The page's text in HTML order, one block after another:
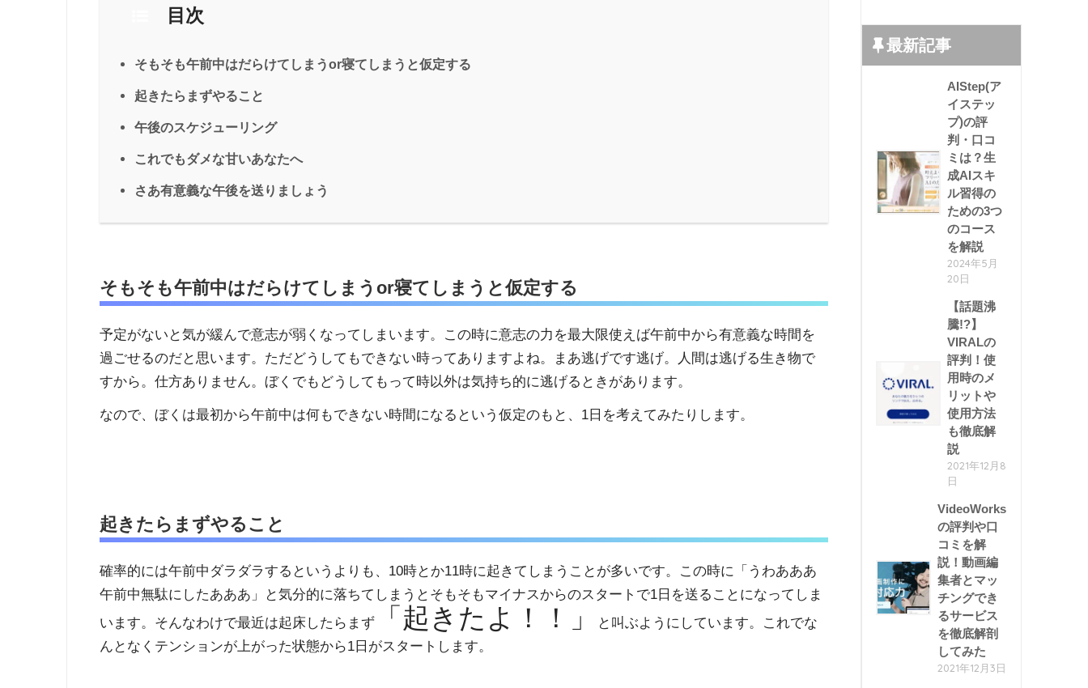
目次
そもそも午前中はだらけてしまうor寝てしまうと仮定する
起きたらまずやること
午後のスケジューリング
これでもダメな甘いあなたへ
さあ有意義な午後を送りましょう
そもそも午前中はだらけてしまうor寝てしまうと仮定する
予定がないと気が緩んで意志が弱くなってしまいます。この時に意志の力を最大限使えば午前中から有意義な時間を
過ごせるのだと思います。ただどうしてもできない時ってありますよね。まあ逃げです逃げ。人間は逃げる生き物で
すから。仕方ありません。ぼくでもどうしてもって時以外は気持ち的に逃げるときがあります。
なので、ぼくは最初から午前中は何もできない時間になるという仮定のもと、1日を考えてみたりします。
起きたらまずやること
確率的には午前中ダラダラするというよりも、10時とか11時に起きてしまうことが多いです。この時に「うわあああ
午前中無駄にしたあああ」と気分的に落ちてしまうとそもそもマイナスからのスタートで1日を送ることになってしま
います。そんなわけで最近は起床したらまず
「起きたよ！！」
と叫ぶようにしています。これでな
んとなくテンションが上がった状態から1日がスタートします。
最新記事
AIStep(ア
イステッ
プ)の評
判・口コ
ミは？生
成AIスキ
ル習得の
ための3つ
のコース
を解説
2024年5月
20日
【話題沸
騰!?】
VIRALの
評判！使
用時のメ
リットや
使用方法
も徹底解
説
2021年12月8
日
VideoWorks
の評判や口
コミを解
説！動画編
集者とマッ
チングでき
るサービス
を徹底解剖
してみた
2021年12月3日